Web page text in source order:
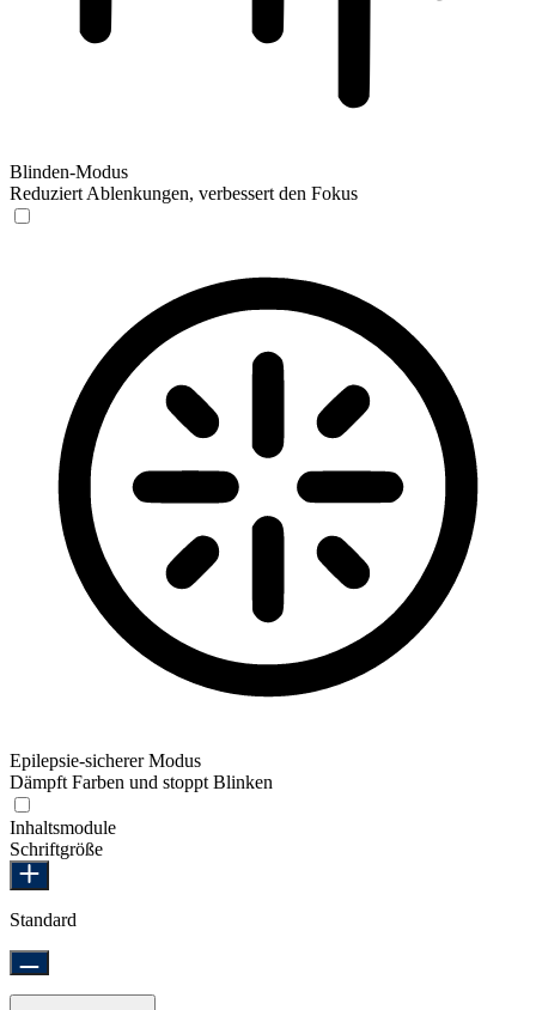
Blinden-Modus
Reduziert Ablenkungen, verbessert den Fokus
Epilepsie-sicherer Modus
Dämpft Farben und stoppt Blinken
Inhaltsmodule
Schriftgröße
Standard